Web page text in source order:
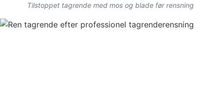
Tilstoppet tagrende med mos og blade før rensning